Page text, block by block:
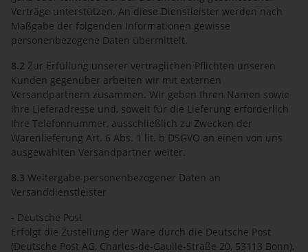
Verträge unterstützen. An diese Dienstleister werden nach
Maßgabe der folgenden Informationen gewisse
personenbezogene Daten übermittelt.
8.2 Zur Erfüllung unserer vertraglichen Pflichten unseren
Kunden gegenüber arbeiten wir mit externen
Versandpartnern zusammen. Wir geben Ihren Namen sowie
Ihre Lieferadresse und, soweit für die Lieferung erforderlich
Ihre Telefonnummer, ausschließlich zu Zwecken der
Warenlieferung Art. 6 Abs. 1 lit. b DSGVO an einen von uns
ausgewählten Versandpartner weiter.
8.3 Weitergabe personenbezogener Daten an
Versanddienstleister
- Deutsche Post
Erfolgt die Zustellung der Ware durch die Deutsche Post
(Deutsche Post AG, Charles-de-Gaulle-Straße 20, 53113 Bonn),